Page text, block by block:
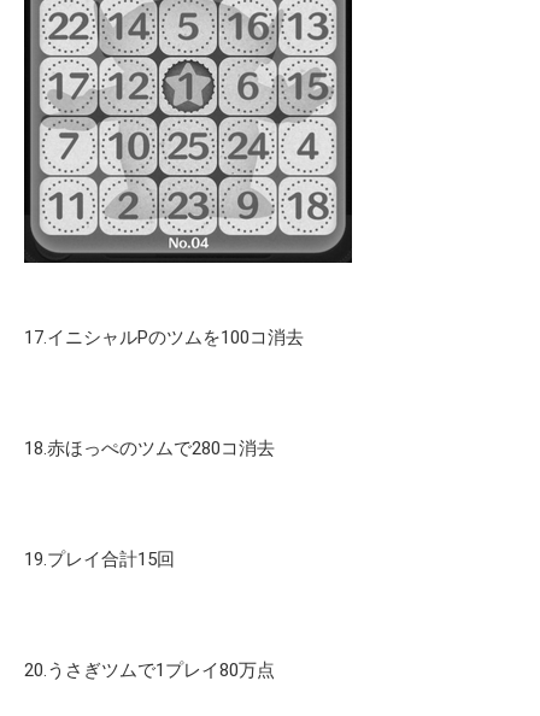
17.イニシャルPのツムを100コ消去
18.赤ほっぺのツムで280コ消去
19.プレイ合計15回
20.うさぎツムで1プレイ80万点